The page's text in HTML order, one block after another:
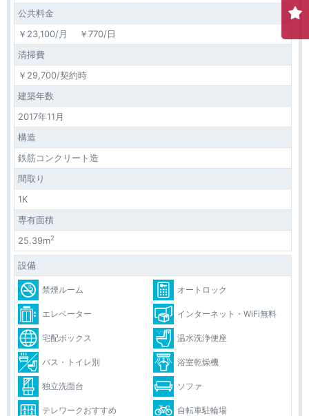
公共料金
￥23,100/月 ￥770/日
清掃費
￥29,700/契約時
建築年数
2017年11月
構造
鉄筋コンクリート造
間取り
1K
専有面積
25.39m2
設備
禁煙ルーム オートロック
エレベーター インターネット・WiFi無料
宅配ボックス 温水洗浄便座
バス・トイレ別 浴室乾燥機
独立洗面台 ソファ
テレワークおすすめ 自転車駐輪場